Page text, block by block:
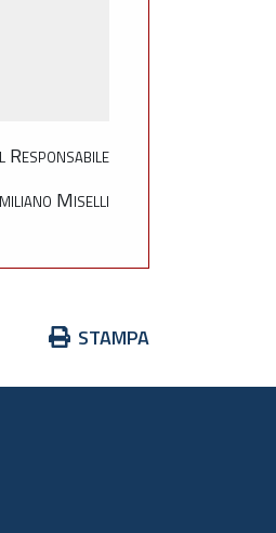
Responsabile
Miselli
Azioni
documento
STAMPA